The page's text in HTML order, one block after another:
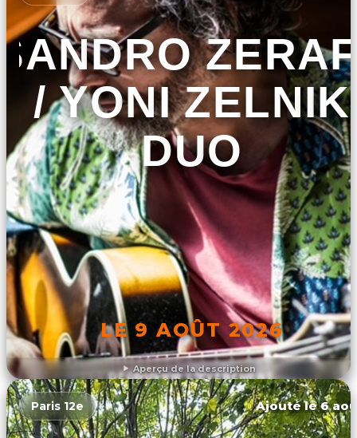
Aperçu de la description
/ YONI ZELNIK
DUO
LE 9 AOÛT 2026
DÉCOUVRIR L'ÉVÉNEMENT
Paris 12e Ajouté le 6